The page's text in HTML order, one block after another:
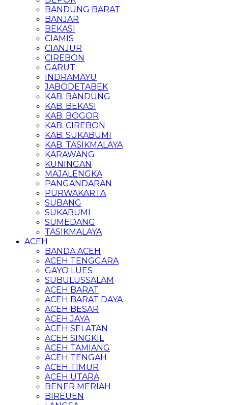
BANDUNG BARAT
BANJAR
BEKASI
CIAMIS
CIANJUR
CIREBON
GARUT
INDRAMAYU
JABODETABEK
KAB. BANDUNG
KAB. BEKASI
KAB. BOGOR
KAB. CIREBON
KAB. SUKABUMI
KAB. TASIKMALAYA
KARAWANG
KUNINGAN
MAJALENGKA
PANGANDARAN
PURWAKARTA
SUBANG
SUKABUMI
SUMEDANG
TASIKMALAYA
ACEH
BANDA ACEH
ACEH TENGGARA
GAYO LUES
SUBULUSSALAM
ACEH BARAT
ACEH BARAT DAYA
ACEH BESAR
ACEH JAYA
ACEH SELATAN
ACEH SINGKIL
ACEH TAMIANG
ACEH TENGAH
ACEH TIMUR
ACEH UTARA
BENER MERIAH
BIREUEN